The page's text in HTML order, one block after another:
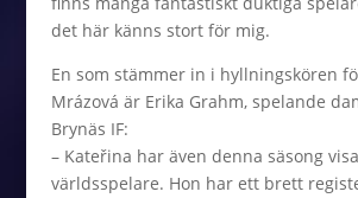
det här känns stort för mig.
En som stämmer in i hyllningskören
Mrázová är Erika Grahm, spelande
Brynäs IF:
– Kateřina har även denna säsong
världsspelare. Hon har ett brett